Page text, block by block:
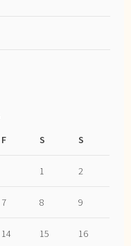
F S S
1 2
7 8 9
14 15 16